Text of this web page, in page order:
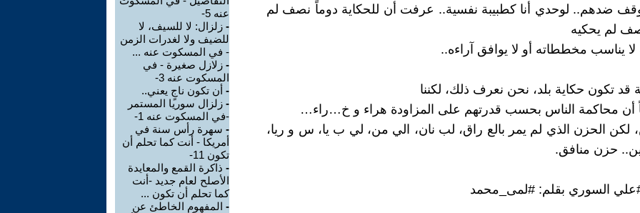
وقف ضدهم.. لوحدي أنا كطبيبة نفسية.. عرفت أن للحكاية دوماً نصف لم
لم يحكيه
لا يناسب مخططاته أو لا يوافق آراءه..
قد تكون حكاية بلد، نحن نعرف ذلك، لكننا
أن محاكمة الناس بحسب قدرتهم على المزاودة هراء و خ…راء…
لكن الحزن الذي لم يمر بالع راق، لب نان، الي من، لي ب يا، س و ريا،
حزن منافق.
السوري بقلم: #لمى_محمد
عنه 5-
- زلزال: لا للسيف، لا
للضيف ولا لغدرات الزمن
- في المسكوت عنه ...
- زلازل صغيرة - في
المسكوت عنه 3-
- أن تكون ناجٍ يعني..
- زلزال سوريا المستمر
-في المسكوت عنه 1-
- سهرة رأس سنة في
أمريكا - أنت كما تحلم أن
تكون 11-
- ذاكرة القمع والمعايدة
الأصلح لعام جديد -أنت
كما تحلم أن تكون ...
- المفهوم الخاطئ عن